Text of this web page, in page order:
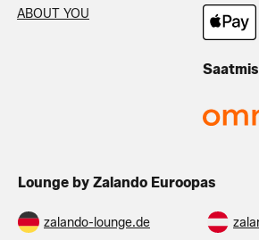
ABOUT YOU
Lounge by Zalando Euroopas
zalando-lounge.de